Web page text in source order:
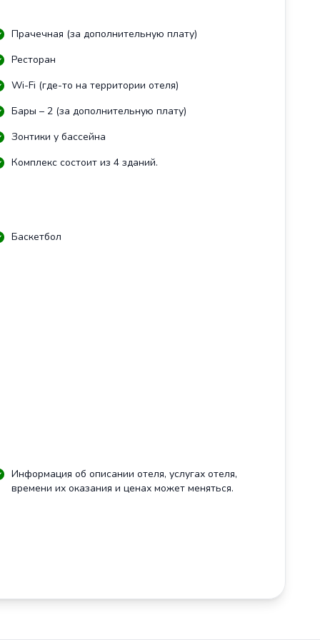
Прачечная (за дополнительную плату)
Ресторан
Wi-Fi (где-то на территории отеля)
Бары – 2 (за дополнительную плату)
Зонтики у бассейна
Комплекс состоит из 4 зданий.
Баскетбол
Информация об описании отеля, услугах отеля,
времени их оказания и ценах может меняться.